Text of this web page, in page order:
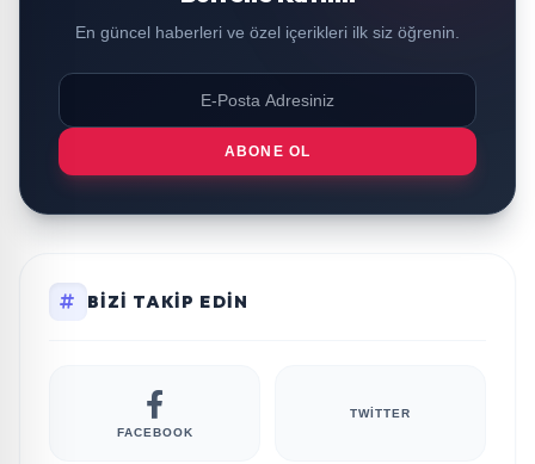
En güncel haberleri ve özel içerikleri ilk siz öğrenin.
ABONE OL
BIZI TAKIP EDIN
FACEBOOK
TWITTER